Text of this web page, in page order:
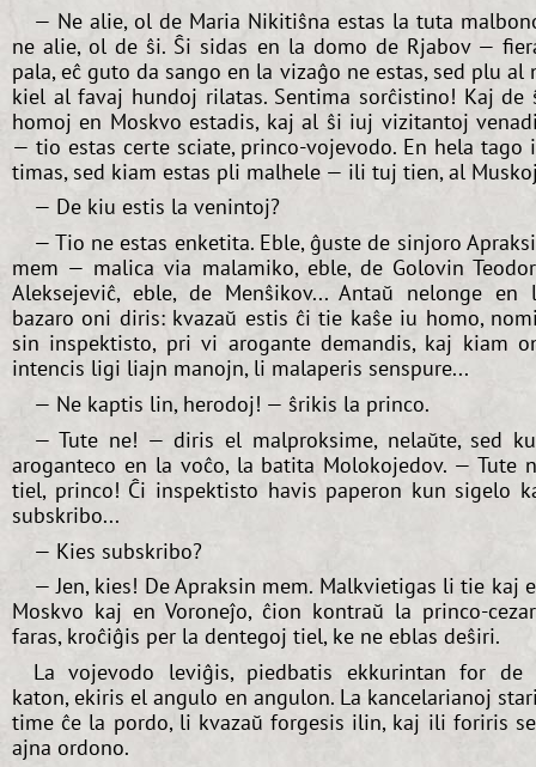
— Ne alie, ol de Maria Nikitiŝna estas la tuta
ne alie, ol de ŝi. Ŝi sidas en la domo de Rjabov —
pala, eĉ guto da sango en la vizaĝo ne estas, sed plu al
kiel al favaj hundoj rilatas. Sentima sorĉistino! Kaj de
homoj en Moskvo estadis, kaj al ŝi iuj vizitantoj
— tio estas certe sciate, princo-vojevodo. En hela tago
timas, sed kiam estas pli malhele — ili tuj tien, al
— De kiu estis la venintoj?
— Tio ne estas enketita. Eble, ĝuste de sinjoro
mem — malica via malamiko, eble, de Golovin
Aleksejeviĉ, eble, de Menŝikov... Antaŭ nelonge en
bazaro oni diris: kvazaŭ estis ĉi tie kaŝe iu homo,
sin inspektisto, pri vi arogante demandis, kaj kiam
intencis ligi liajn manojn, li malaperis senspure...
— Ne kaptis lin, herodoj! — ŝrikis la princo.
— Tute ne! — diris el malproksime, nelaŭte, sed
aroganteco en la voĉo, la batita Molokojedov. — Tute
tiel, princo! Ĉi inspektisto havis paperon kun sigelo
subskribo...
— Kies subskribo?
— Jen, kies! De Apraksin mem. Malkvietigas li tie kaj
Moskvo kaj en Voroneĵo, ĉion kontraŭ la princo-
faras, kroĉiĝis per la dentegoj tiel, ke ne eblas deŝiri.
La vojevodo leviĝis, piedbatis ekkurintan for de
katon, ekiris el angulo en angulon. La kancelarianoj
time ĉe la pordo, li kvazaŭ forgesis ilin, kaj ili foriris
ajna ordono.